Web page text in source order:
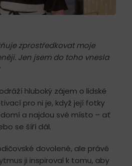
zprostředkovat moje
Jen jsem do toho vnesla
hluboký zájem o lidské
pro ni je, když její fotky
a najdou své místo – ať
se šíří dál.
dovolené, ale právě
ji inspiroval k tomu, aby